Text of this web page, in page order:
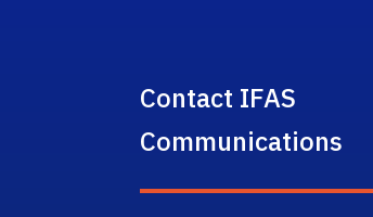
Contact IFAS
Communications